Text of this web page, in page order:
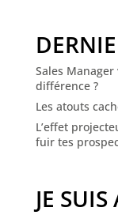
Sales
différence ?
Les atouts
L’effet
fuir tes
JE